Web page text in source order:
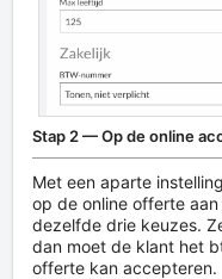
Stap 2 — Op de online
Met een aparte
op de online offerte
dezelfde drie keuzes.
dan moet de klant het
offerte kan accepteren.